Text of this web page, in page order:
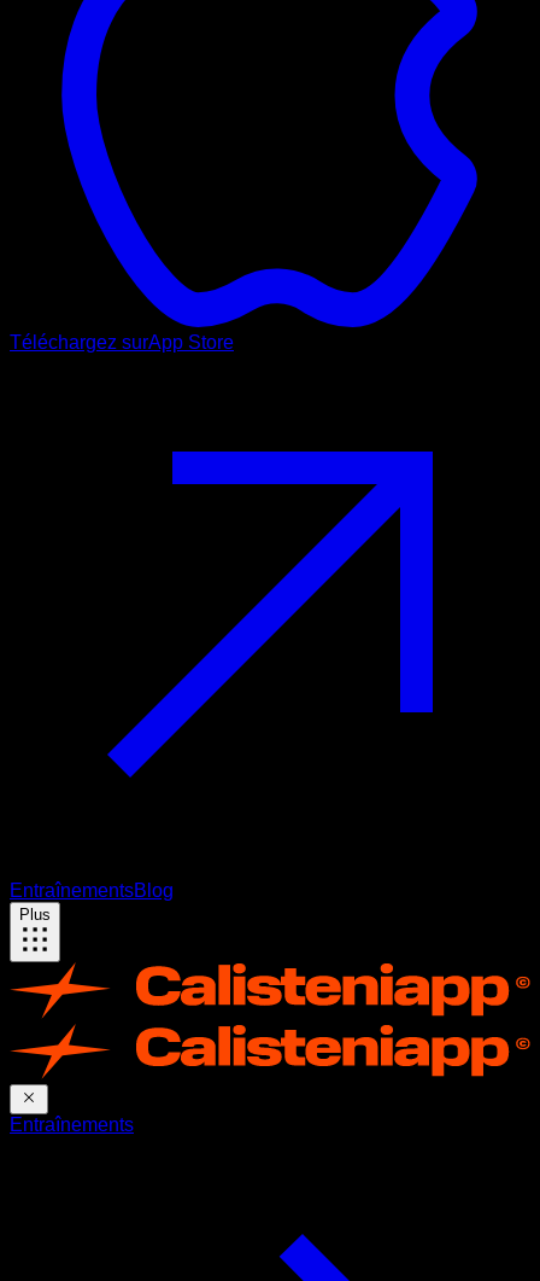
Téléchargez surApp Store
EntraînementsBlog
Plus
Entraînements